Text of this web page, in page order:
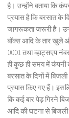
है। उन्होंने बताया कि
प्रयास है कि बरसात के
जागरूकता जरूरी है।
बॉक्स आदि के तार खुले
0001 तथा व्हाट्सएप
ही कुछ ही समय में कंपनी
बरसात के दिनों में
प्रयास किए गए हैं।
कि कई बार पेड़ गिरने
आदि की घटना से बिजली